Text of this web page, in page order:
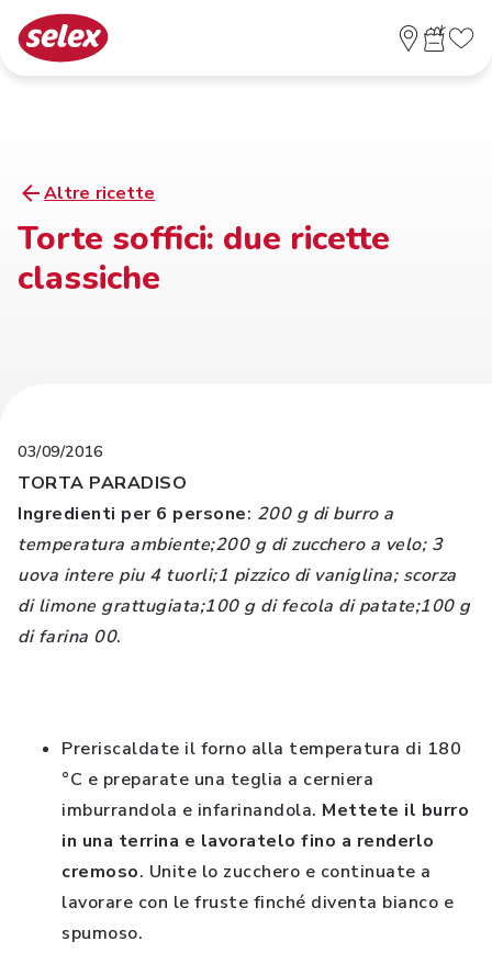
Altre ricette
Torte soffici: due ricette
classiche
03/09/2016
TORTA PARADISO
Ingredienti per 6 persone: 200 g di burro a
temperatura ambiente;200 g di zucchero a velo; 3
uova intere piu 4 tuorli;1 pizzico di vaniglina; scorza
di limone grattugiata;100 g di fecola di patate;100 g
di farina 00.
Preriscaldate il forno alla temperatura di 180
°C e preparate una teglia a cerniera
imburrandola e infarinandola. Mettete il burro
in una terrina e lavoratelo fino a renderlo
cremoso. Unite lo zucchero e continuate a
lavorare con le fruste finché diventa bianco e
spumoso.